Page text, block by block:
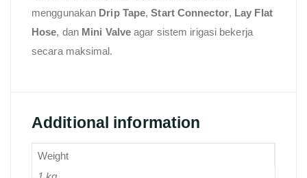
menggunakan Drip Tape,Start Connector, Lay Flat
Hose, dan Mini Valve agar sistem irigasi bekerja
secara maksimal.
Additional information
Weight